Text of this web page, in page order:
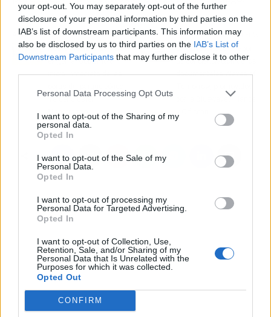
your opt-out. You may separately opt-out of the further
disclosure of your personal information by third parties on the
IAB’s list of downstream participants. This information may
also be disclosed by us to third parties on the IAB’s List of
Downstream Participants that may further disclose it to other
Personal Data Processing Opt Outs
I want to opt-out of the Sharing of my
personal data.
Opted In
I want to opt-out of the Sale of my
Personal Data.
Opted In
I want to opt-out of processing my
Personal Data for Targeted Advertising.
Opted In
I want to opt-out of Collection, Use,
Retention, Sale, and/or Sharing of my
Personal Data that Is Unrelated with the
Purposes for which it was collected.
Opted Out
CONFIRM
Artículo anterior
Nueve alcaldes de Teruel
exigen al Gobierno el
inicio inmediato de las
Teruel Clúster
Maestrazgo
Artículo siguiente
La UE reconoce la labor
de concienciación de los
documentales Waves of
por la Bluewave Alliance